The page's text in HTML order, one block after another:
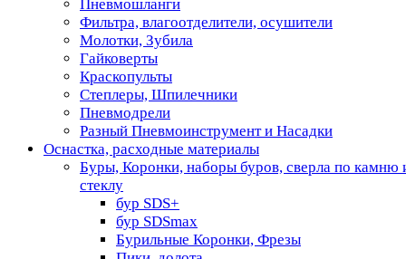
Пневмошланги
Фильтра, влагоотделители, осушители
Молотки, Зубила
Гайковерты
Краскопульты
Степлеры, Шпилечники
Пневмодрели
Разный Пневмоинструмент и Насадки
Оснастка, расходные материалы
Буры, Коронки, наборы буров, сверла по камню
стеклу
бур SDS+
бур SDSmax
Бурильные Коронки, Фрезы